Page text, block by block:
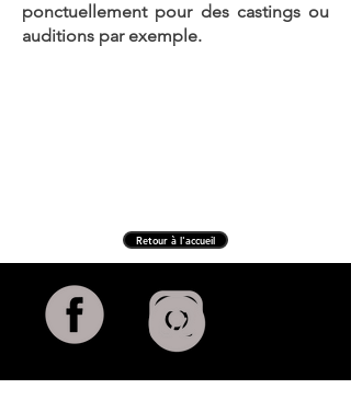
ponctuellement pour des castings ou
auditions par exemple.
Retour à l'accueil